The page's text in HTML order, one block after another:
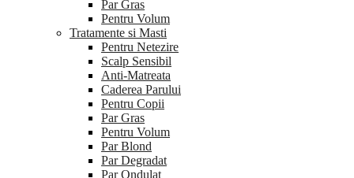
Par Gras
Pentru Volum
Tratamente si Masti
Pentru Netezire
Scalp Sensibil
Anti-Matreata
Caderea Parului
Pentru Copii
Par Gras
Pentru Volum
Par Blond
Par Degradat
Par Ondulat